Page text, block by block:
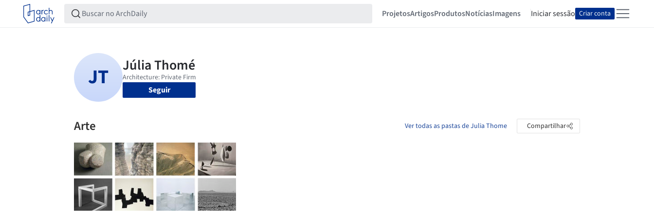
ProjetosArtigosProdutosNotíciasImagens Iniciar sessão Criar conta
Seguir
Arte Ver todas as pastas de Julia Thome Compartilhar